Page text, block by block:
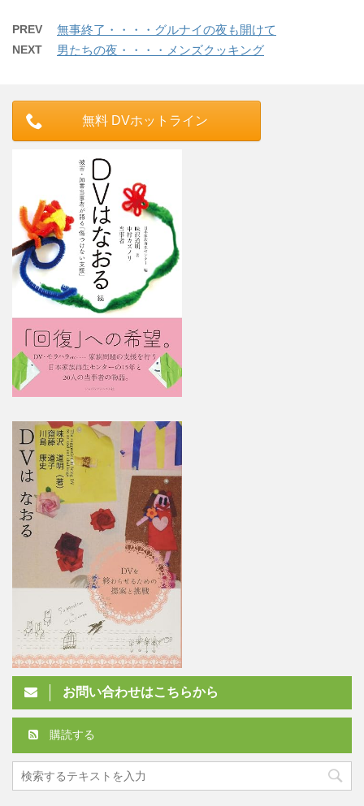
PREV 無事終了・・・・グルナイの夜も開けて
NEXT 男たちの夜・・・・メンズクッキング
無料 DVホットライン
お問い合わせはこちらから
購読する